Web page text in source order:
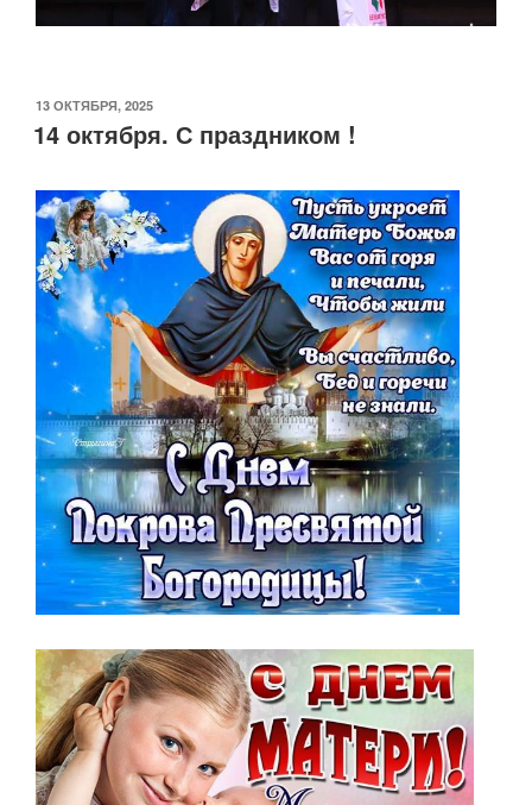
ОПУБЛИКОВАНО
13 ОКТЯБРЯ, 2025
14 октября. С праздником !